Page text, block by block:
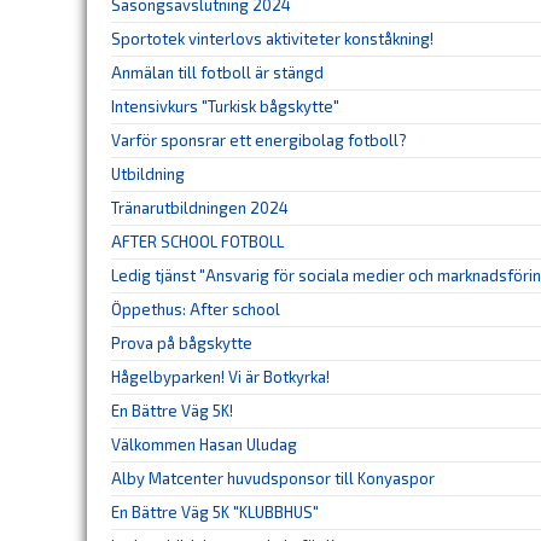
Säsongsavslutning 2024
Sportotek vinterlovs aktiviteter konståkning!
Anmälan till fotboll är stängd
Intensivkurs "Turkisk bågskytte"
Varför sponsrar ett energibolag fotboll?
Utbildning
Tränarutbildningen 2024
AFTER SCHOOL FOTBOLL
Ledig tjänst "Ansvarig för sociala medier och
Öppethus: After school
Prova på bågskytte
Hågelbyparken! Vi är Botkyrka!
En Bättre Väg 5K!
Välkommen Hasan Uludag
Alby Matcenter huvudsponsor till Konyaspor
En Bättre Väg 5K "KLUBBHUS"